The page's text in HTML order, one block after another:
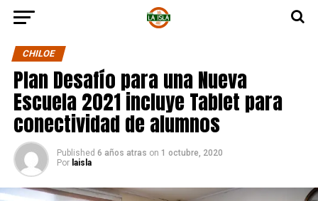
CHILOE
Plan Desafío para una Nueva
Escuela 2021 incluye Tablet para
conectividad de alumnos
Published 6 años atras on 1 octubre, 2020
Por laisla